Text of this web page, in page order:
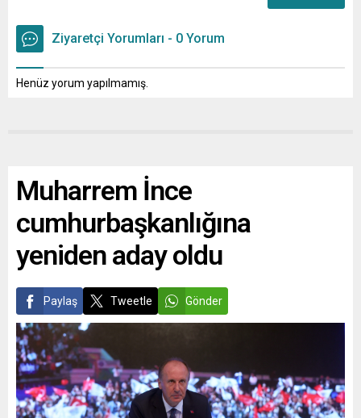
Ziyaretçi Yorumları - 0 Yorum
Henüz yorum yapılmamış.
Muharrem İnce
cumhurbaşkanlığına
yeniden aday oldu
Paylaş Tweetle Gönder